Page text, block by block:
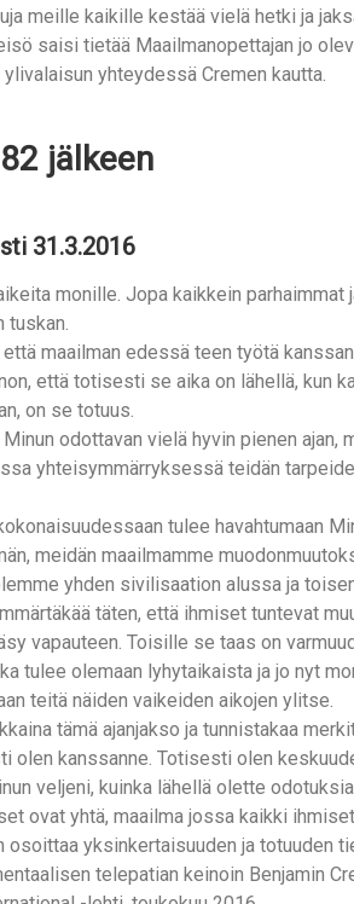
meille kaikille kestää vielä hetki ja
saisi tietää Maailmanopettajan jo
ylivalaisun yhteydessä Cremen kautta.
jälkeen
31.3.2016
monille. Jopa kaikkein
tuskan.
että maailman edessä teen työtä
että totisesti se aika on lähellä, kun
on se totuus.
Minun odottavan vielä hyvin pienen
yhteisymmärryksessä teidän
tulee havahtumaan
meidän maailmamme
yhden sivilisaation alussa ja
täten, että ihmiset tuntevat
vapauteen. Toisille se taas on
tulee olemaan lyhytaikaista ja jo nyt
teitä näiden vaikeiden aikojen ylitse.
tämä ajanjakso ja tunnistakaa
olen kanssanne. Totisesti olen
veljeni, kuinka lähellä olette
ovat yhtä, maailma jossa kaikki
osoittaa yksinkertaisuuden ja totuuden
telepatian keinoin Benjamin